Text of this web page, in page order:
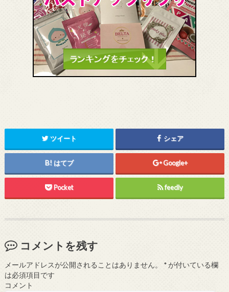
ツイート シェア
はてブ Google+
Pocket feedly
コメントを残す
メールアドレスが公開されることはありません。 *が付いている欄
は必須項目です
コメント